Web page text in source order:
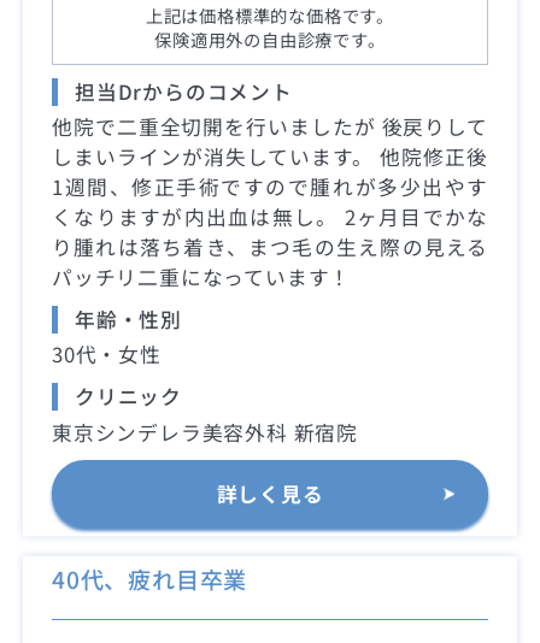
上記は価格標準的な価格です。
保険適用外の自由診療です。
担当Drからのコメント
他院で二重全切開を行いましたが 後戻りして
しまいラインが消失しています。 他院修正後
1週間、修正手術ですので腫れが多少出やす
くなりますが内出血は無し。 2ヶ月目でかな
り腫れは落ち着き、まつ毛の生え際の見える
パッチリ二重になっています！
年齢・性別
30代・女性
クリニック
東京シンデレラ美容外科 新宿院
詳しく見る
40代、疲れ目卒業